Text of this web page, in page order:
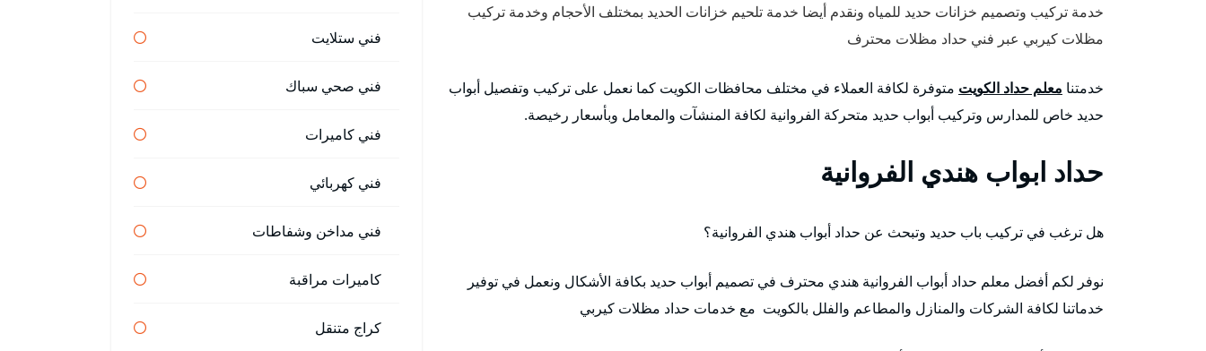
خدمة تركيب وتصميم خزانات حديد للمياه ونقدم أيضا خدمة تلحيم خزانات الحديد بمختلف الأحجام وخدمة تركيب
مظلات كيربي عبر فني حداد مظلات محترف
خدمتنا معلم حداد الكويت متوفرة لكافة العملاء في مختلف محافظات الكويت كما نعمل على تركيب وتفصيل أبواب
حديد خاص للمدارس وتركيب أبواب حديد متحركة الفروانية لكافة المنشآت والمعامل وبأسعار رخيصة.
حداد ابواب هندي الفروانية
هل ترغب في تركيب باب حديد وتبحث عن حداد أبواب هندي الفروانية؟
نوفر لكم أفضل معلم حداد أبواب الفروانية هندي محترف في تصميم أبواب حديد بكافة الأشكال ونعمل في توفير
خدماتنا لكافة الشركات والمنازل والمطاعم والفلل بالكويت مع خدمات حداد مظلات كيربي
فني ستلايت
فني صحي سباك
فني كاميرات
فني كهربائي
فني مداخن وشفاطات
كاميرات مراقبة
كراج متنقل